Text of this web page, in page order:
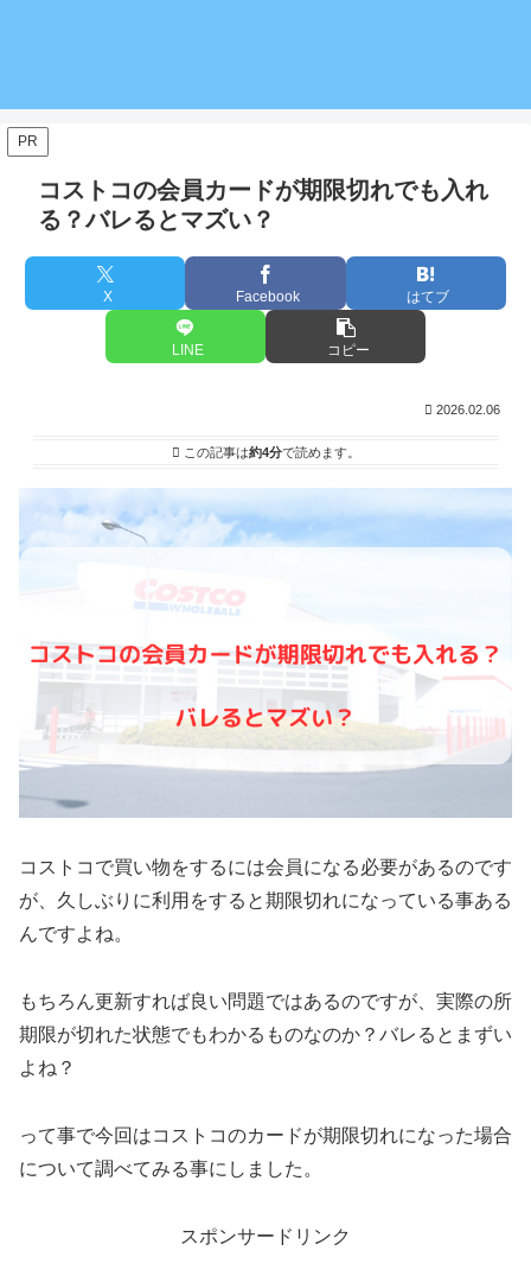
PR
コストコの会員カードが期限切れでも入れ
る？バレるとマズい？
X Facebook はてブ
LINE コピー
2026.02.06
この記事は約4分で読めます。
コストコで買い物をするには会員になる必要があるのです
が、久しぶりに利用をすると期限切れになっている事ある
んですよね。
もちろん更新すれば良い問題ではあるのですが、実際の所
期限が切れた状態でもわかるものなのか？バレるとまずい
よね？
って事で今回はコストコのカードが期限切れになった場合
について調べてみる事にしました。
スポンサードリンク